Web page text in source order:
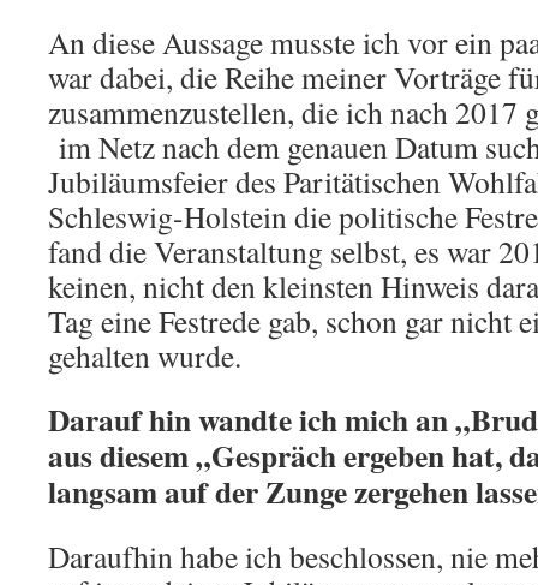
An diese Aussage musste ich vor ein
war dabei, die Reihe meiner Vorträge
zusammenzustellen, die ich nach 2017
im Netz nach dem genauen Datum
Jubiläumsfeier des Paritätischen
Schleswig-Holstein die politische
fand die Veranstaltung selbst, es war
keinen, nicht den kleinsten Hinweis
Tag eine Festrede gab, schon gar nicht
gehalten wurde.
Darauf hin wandte ich mich an
aus diesem „Gespräch ergeben hat,
langsam auf der Zunge zergehen
Daraufhin habe ich beschlossen, nie